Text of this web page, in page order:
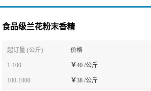
食品级兰花粉末香精
起订量 (公斤) 价格
1-100 ￥40 /公斤
100-1000 ￥38 /公斤